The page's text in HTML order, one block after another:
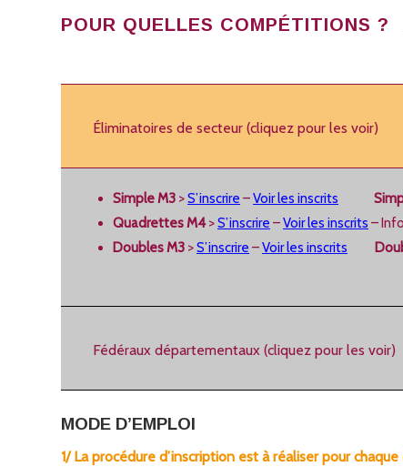
POUR QUELLES COMPÉTITIONS ?
Éliminatoires de secteur (cliquez pour les voir)
Simple M3 >S’inscrire –Voir les inscrits
Quadrettes M4>S’inscrire –Voir les inscrits –
Doubles M3 >S’inscrire –Voir les inscrits
Fédéraux départementaux (cliquez pour les voir)
MODE D’EMPLOI
1/ La procédure d’inscription est à réaliser pour